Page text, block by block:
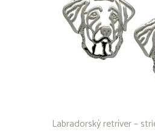
Labradorský retríver –